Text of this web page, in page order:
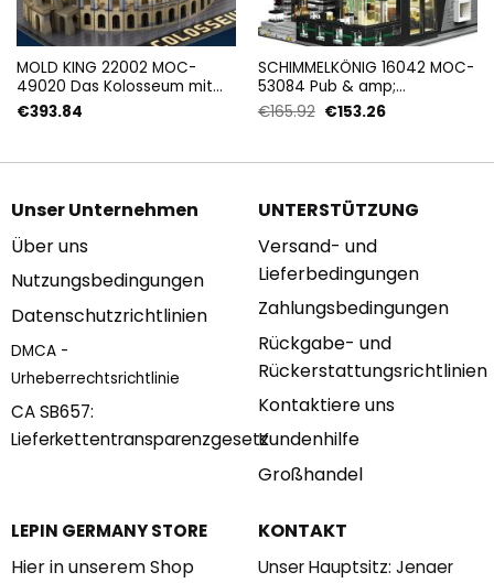
MOLD KING 22002 MOC-
49020 Das Kolosseum mit
6466 Teilen
€393.84
SCHIMMELKÖNIG 16042 MOC-
53084 Pub & amp;
Restaurant Modular ‘ISLET’
€165.92 Ursprünglicher
€153.26Aktueller
Unser Unternehmen
Über uns
Nutzungsbedingungen
Datenschutzrichtlinien
DMCA -
Urheberrechtsrichtlinie
CA SB657:
Lieferkettentransparenzgesetz
UNTERSTÜTZUNG
Versand- und
Lieferbedingungen
Zahlungsbedingungen
Rückgabe- und
Rückerstattungsrichtlinien
Kontaktiere uns
Kundenhilfe
Großhandel
LEPIN GERMANY STORE
Hier in unserem Shop
KONTAKT
Unser Hauptsitz: Jenaer